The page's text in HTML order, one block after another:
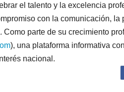
el talento y la excelencia
con la comunicación, la
parte de su crecimiento
), una plataforma informativa
nacional.